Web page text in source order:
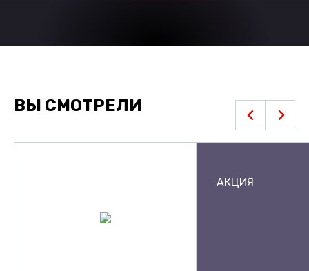
ВЫ СМОТРЕЛИ
АКЦИЯ